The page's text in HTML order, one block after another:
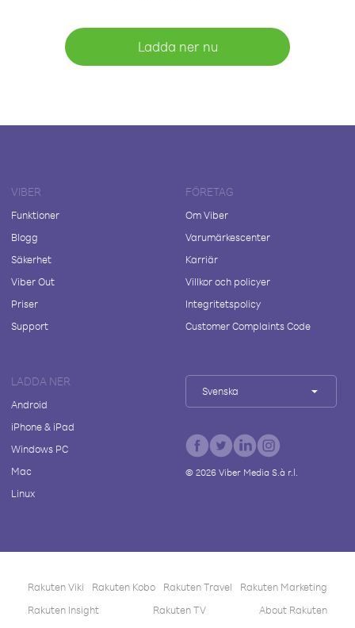
Ladda ner nu
VIBER
Funktioner
Blogg
Säkerhet
Viber Out
Priser
Support
FÖRETAG
Om Viber
Varumärkescenter
Karriär
Villkor och policyer
Integritetspolicy
Customer Complaints Code
LADDA NER
Android
iPhone & iPad
Windows PC
Mac
Linux
Svenska
© 2026Viber Media S.à r.l.
Rakuten Viki Rakuten Kobo Rakuten Travel
Rakuten Marketing
Rakuten Insight
Rakuten TV About Rakuten